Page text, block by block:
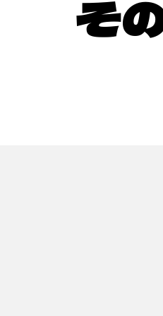
そ